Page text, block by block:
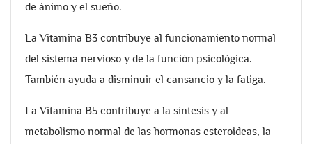
de ánimo y el sueño.
La Vitamina B3 contribuye al funcionamiento normal
del sistema nervioso y de la función psicológica.
También ayuda a disminuir el cansancio y la fatiga.
La Vitamina B5 contribuye a la síntesis y al
metabolismo normal de las hormonas esteroideas, la